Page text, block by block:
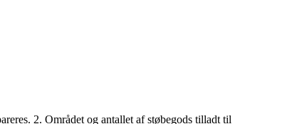
2. Området og antallet af støbegods tilladt til